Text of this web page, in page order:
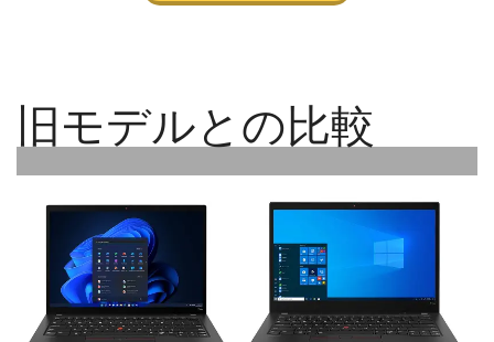
旧モデルとの比較